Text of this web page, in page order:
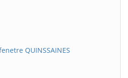
QUINSSAINES